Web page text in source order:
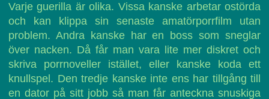
Varje guerilla är olika. Vissa kanske arbetar ostörda
och kan klippa sin senaste amatörporrfilm utan
problem. Andra kanske har en boss som sneglar
över nacken. Då får man vara lite mer diskret och
skriva porrnoveller istället, eller kanske koda ett
knullspel. Den tredje kanske inte ens har tillgång till
en dator på sitt jobb så man får anteckna snuskiga